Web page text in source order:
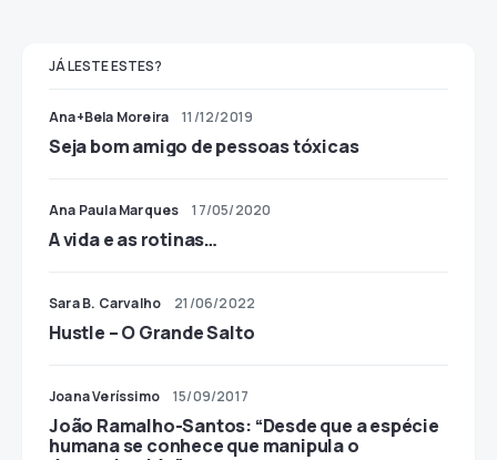
JÁ LESTE ESTES?
Ana+Bela Moreira 11/12/2019
Seja bom amigo de pessoas tóxicas
Ana Paula Marques 17/05/2020
A vida e as rotinas…
Sara B. Carvalho 21/06/2022
Hustle – O Grande Salto
Joana Veríssimo 15/09/2017
João Ramalho-Santos: “Desde que a espécie
humana se conhece que manipula o